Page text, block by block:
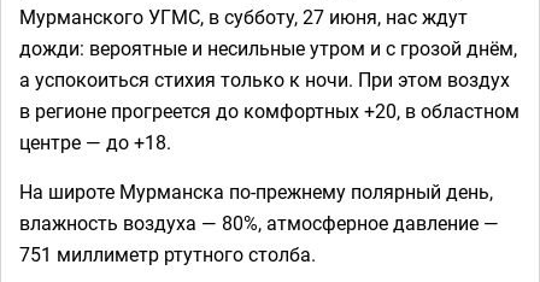
Мурманского УГМС, в субботу, 27 июня, нас ждут
дожди: вероятные и несильные утром и с грозой днём,
а успокоиться стихия только к ночи. При этом воздух
в регионе прогреется до комфортных +20, в областном
центре — до +18.
На широте Мурманска по-прежнему полярный день,
влажность воздуха — 80%, атмосферное давление —
751 миллиметр ртутного столба.